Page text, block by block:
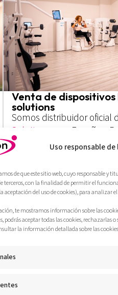
Uso responsable
de que este sitio web, cuyo responsable y
terceros, con la finalidad de permitir el
aceptación del uso de cookies), para analizar
te mostramos información sobre las
podrás aceptar todas las cookies, rechazarlas
la información detallada sobre las
Venta de
solutions
Somos distribuidor oficial
Solutions
para España y
proporcionando
gama completa de
Más